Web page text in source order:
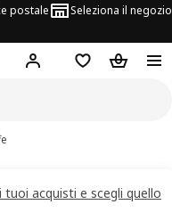
postale Seleziona il negozio
Hej! AccediLista deiCarrello
tuoi acquisti e scegli quello